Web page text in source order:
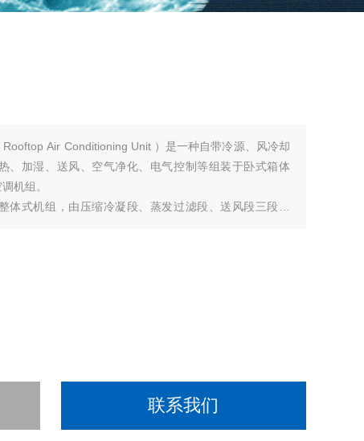
Air Conditioning Unit ）是一种自带冷源、风冷却
、加湿、送风、空气净化、电气控制等组装于卧式箱体
机组。
体式机组，由压缩冷凝段、蒸发过滤段、送风段三段组
联系我们